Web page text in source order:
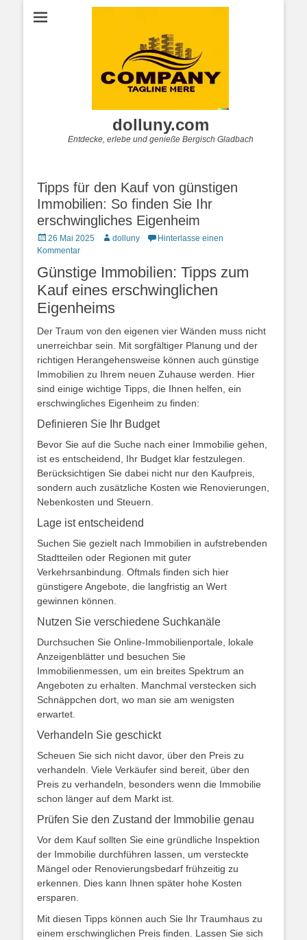
dolluny.com
Entdecke, erlebe und genieße Bergisch Gladbach
Tipps für den Kauf von günstigen
Immobilien: So finden Sie Ihr
erschwingliches Eigenheim
Posted
on
26 Mai 2025 Autordolluny
Hinterlasse einen
Kommentar
Günstige Immobilien: Tipps zum
Kauf eines erschwinglichen
Eigenheims
Der Traum von den eigenen vier Wänden muss nicht
unerreichbar sein. Mit sorgfältiger Planung und der
richtigen Herangehensweise können auch günstige
Immobilien zu Ihrem neuen Zuhause werden. Hier
sind einige wichtige Tipps, die Ihnen helfen, ein
erschwingliches Eigenheim zu finden:
Definieren Sie Ihr Budget
Bevor Sie auf die Suche nach einer Immobilie gehen,
ist es entscheidend, Ihr Budget klar festzulegen.
Berücksichtigen Sie dabei nicht nur den Kaufpreis,
sondern auch zusätzliche Kosten wie Renovierungen,
Nebenkosten und Steuern.
Lage ist entscheidend
Suchen Sie gezielt nach Immobilien in aufstrebenden
Stadtteilen oder Regionen mit guter
Verkehrsanbindung. Oftmals finden sich hier
günstigere Angebote, die langfristig an Wert
gewinnen können.
Nutzen Sie verschiedene Suchkanäle
Durchsuchen Sie Online-Immobilienportale, lokale
Anzeigenblätter und besuchen Sie
Immobilienmessen, um ein breites Spektrum an
Angeboten zu erhalten. Manchmal verstecken sich
Schnäppchen dort, wo man sie am wenigsten
erwartet.
Verhandeln Sie geschickt
Scheuen Sie sich nicht davor, über den Preis zu
verhandeln. Viele Verkäufer sind bereit, über den
Preis zu verhandeln, besonders wenn die Immobilie
schon länger auf dem Markt ist.
Prüfen Sie den Zustand der Immobilie genau
Vor dem Kauf sollten Sie eine gründliche Inspektion
der Immobilie durchführen lassen, um versteckte
Mängel oder Renovierungsbedarf frühzeitig zu
erkennen. Dies kann Ihnen später hohe Kosten
ersparen.
Mit diesen Tipps können auch Sie Ihr Traumhaus zu
einem erschwinglichen Preis finden. Lassen Sie sich